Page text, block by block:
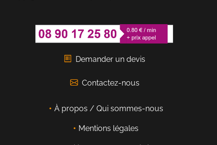
Demander un devis
Contactez-nous
À propos / Qui sommes-nous
Mentions légales